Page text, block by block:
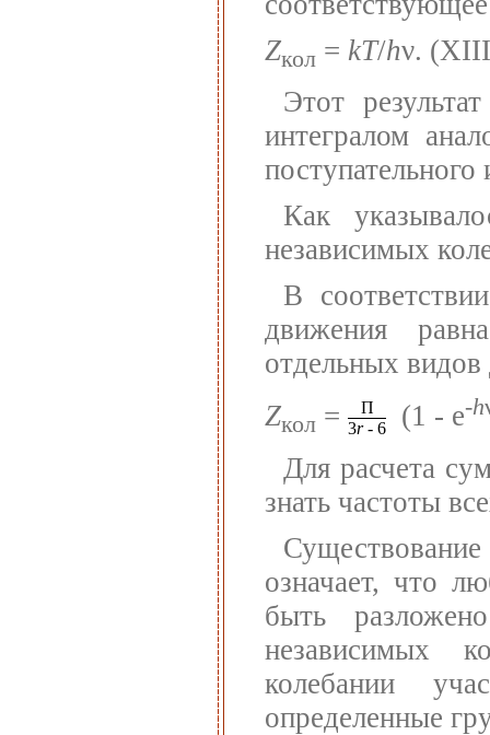
Zкол = kT/hν.
Этот
интегралом
Как
независимых
В
движения
отдельных
Zкол =
П
3r- 6 (1 - e-h
Для расчета
знать частоты
означает, что
быть
независимых
колебании
определенные